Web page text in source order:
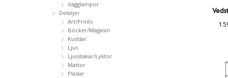
Vägglampor
Detaljer
Art/Prints
Böcker/Magasin
Kuddar
Ljus
Ljusstakar/Lyktor
Mattor
Plädar